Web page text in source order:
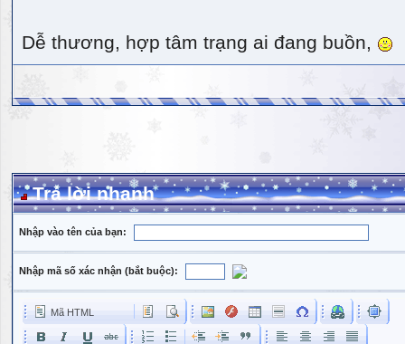
Dễ thương, hợp tâm trạng ai đang buồn,
Trả lời nhanh
Nhập vào tên của bạn:
Nhập mã số xác nhận (bắt buộc):
Mã HTML